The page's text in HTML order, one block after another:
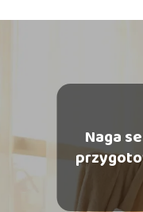
Naga